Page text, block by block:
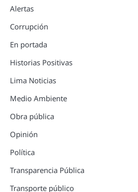
Alertas
Corrupción
En portada
Historias Positivas
Lima Noticias
Medio Ambiente
Obra pública
Opinión
Política
Transparencia Pública
Transporte público